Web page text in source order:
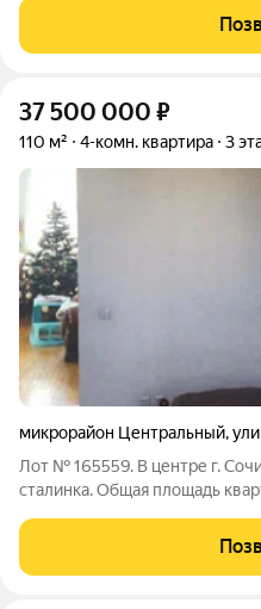
Сочи на первой береговой
первоклассный отель «Hyatt
37 500 000 ₽
110 м² 4-комн. квартира 3
микрорайон Центральный,
Лот № 165559. В центре г.
сталинка. Общая площадь
центральное отопление, газ.
60-х годах для